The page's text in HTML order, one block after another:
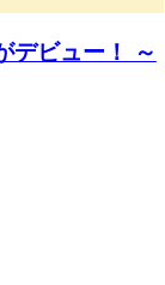
デビュー！ ～